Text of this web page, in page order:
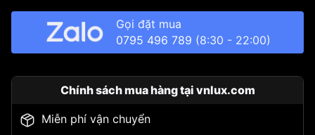
Gọi đặt mua
0795 496 789 (8:30 - 22:00)
Chính sách mua hàng tại vnlux.com
Miễn phí vận chuyển